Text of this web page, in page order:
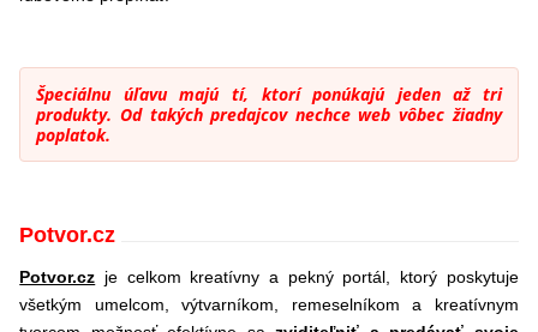
Špeciálnu úľavu majú tí, ktorí ponúkajú jeden až tri
produkty. Od takých predajcov nechce web vôbec žiadny
poplatok.
Potvor.cz
Potvor.cz je celkom kreatívny a pekný portál, ktorý poskytuje
všetkým umelcom, výtvarníkom, remeselníkom a kreatívnym